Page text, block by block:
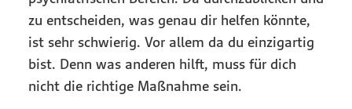
zu entscheiden, was genau dir helfen könnte,
ist sehr schwierig. Vor allem da du einzigartig
bist. Denn was anderen hilft, muss für dich
nicht die richtige Maßnahme sein.